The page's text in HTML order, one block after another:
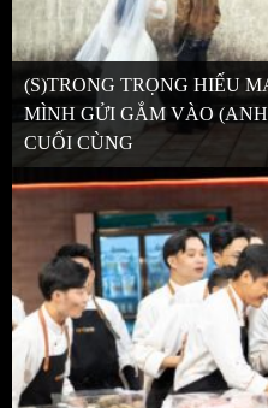
(S)TRONG TRỌNG HIẾU
MÌNH GỬI GẮM VÀO
CUỐI CÙNG